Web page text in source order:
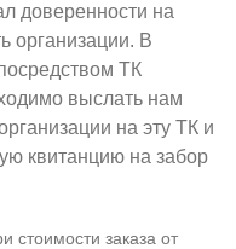
доверенности на
организации. В
ТК
выслать нам
на эту ТК и
квитанцию на забор
стоимости заказа от